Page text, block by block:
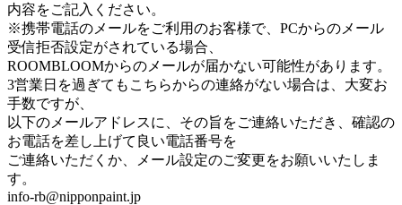
内容をご記入ください。
※携帯電話のメールをご利用のお客様で、PCからのメール
受信拒否設定がされている場合、
ROOMBLOOMからのメールが届かない可能性があります。
3営業日を過ぎてもこちらからの連絡がない場合は、大変お
手数ですが、
以下のメールアドレスに、その旨をご連絡いただき、確認の
お電話を差し上げて良い電話番号を
ご連絡いただくか、メール設定のご変更をお願いいたしま
す。
info-rb@nipponpaint.jp